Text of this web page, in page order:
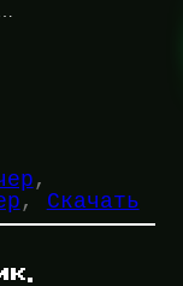
, Скачать